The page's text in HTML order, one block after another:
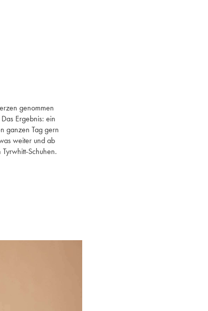
genommen
Ergebnis: ein
ganzen Tag gern
weiter und ab
Schuhen.